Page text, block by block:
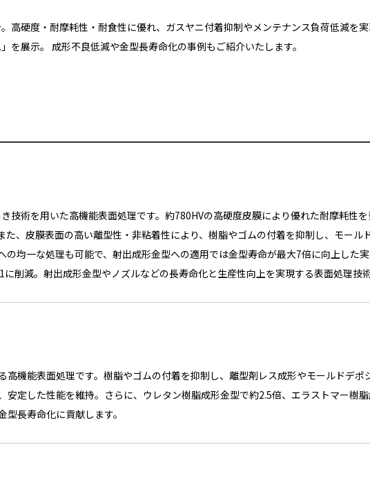
高硬度・耐摩耗性・耐食性に優れ、ガスヤニ付着抑制やメンテナンス負荷低減を
展示。 成形不良低減や金型長寿命化の事例もご紹介いたします。
技術を用いた高機能表面処理です。約780HVの高硬度皮膜により優れた耐摩耗性
た、皮膜表面の高い離型性・非粘着性により、樹脂やゴムの付着を抑制し、モー
の均一な処理も可能で、射出成形金型への適用では金型寿命が最大7倍に向上した
削減。射出成形金型やノズルなどの長寿命化と生産性向上を実現する表面処理技術
高機能表面処理です。樹脂やゴムの付着を抑制し、離型剤レス成形やモールドデ
安定した性能を維持。さらに、ウレタン樹脂成形金型で約2.5倍、エラストマー樹
長寿命化に貢献します。